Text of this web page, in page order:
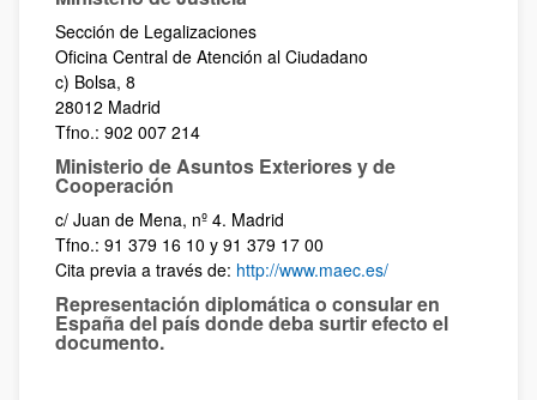
Sección de Legalizaciones
Oficina Central de Atención al Ciudadano
c) Bolsa, 8
28012 Madrid
Tfno.: 902 007 214
Ministerio de Asuntos Exteriores y de
Cooperación
c/ Juan de Mena, nº 4. Madrid
Tfno.: 91 379 16 10 y 91 379 17 00
Cita previa a través de: http://www.maec.es/
Representación diplomática o consularen
España del país donde deba surtir efecto el
documento.